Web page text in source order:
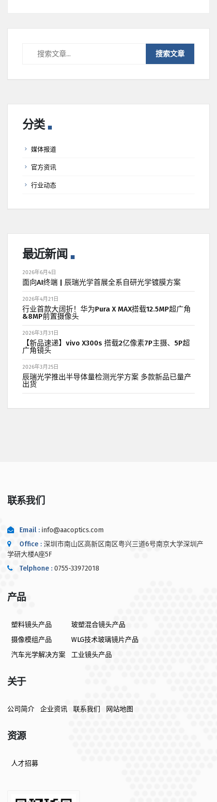
分类
媒体报道
官方资讯
行业动态
最近新闻
2026年6月4日
面向AI终端 | 辰瑞光学首展全系自研光学镀膜方案
2026年4月21日
行业首款大阔折！华为Pura X MAX搭载12.5MP超广角
&8MP前置摄像头
2026年3月31日
【新品速递】vivo X300s 搭载2亿像素7P主摄、5P超
广角镜头
2026年3月25日
辰瑞光学推出半导体量检测光学方案 多款新品已量产
出货
联系我们
Email : info@aacoptics.com
Office : 深圳市南山区高新区南区粤兴三道6号南京大学深圳产
学研大楼A座5F
Telphone : 0755-33972018
产品
塑料镜头产品
玻塑混合镜头产品
摄像模组产品
WLG技术玻璃镜片产品
汽车光学解决方案
工业镜头产品
关于
公司简介 企业资讯 联系我们 网站地图
资源
人才招募